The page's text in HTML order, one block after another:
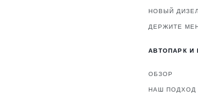
НОВЫЙ
ДЕРЖИТЕ
АВТОПАРК И
ОБЗОР
НАШ ПОДХОД